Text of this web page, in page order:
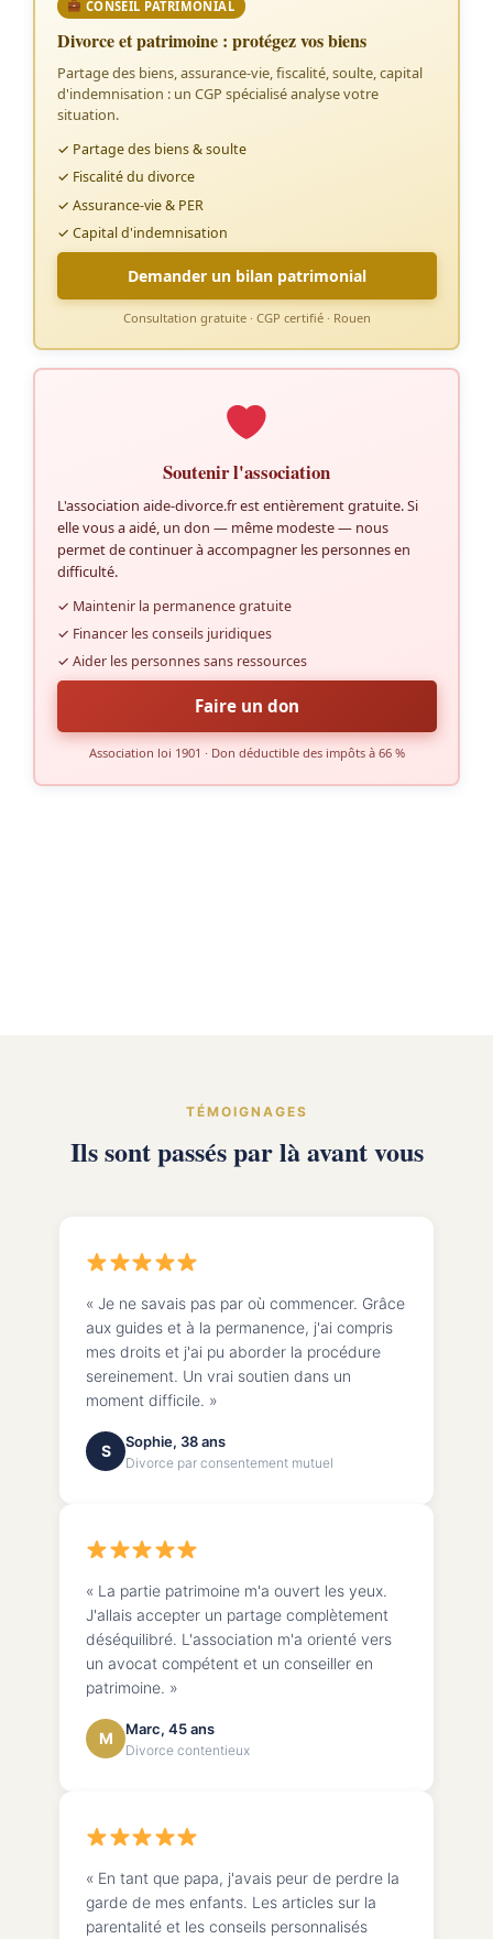
CONSEIL PATRIMONIAL
Divorce et patrimoine : protégez vos biens
Partage des biens, assurance-vie, fiscalité, soulte, capital
d'indemnisation : un CGP spécialisé analyse votre
situation.
✓ Partage des biens & soulte
✓ Fiscalité du divorce
✓ Assurance-vie & PER
✓ Capital d'indemnisation
Demander un bilan patrimonial
Consultation gratuite · CGP certifié · Rouen
Soutenir l'association
L'association aide-divorce.fr est entièrement gratuite. Si
elle vous a aidé, un don — même modeste — nous
permet de continuer à accompagner les personnes en
difficulté.
✓ Maintenir la permanence gratuite
✓ Financer les conseils juridiques
✓ Aider les personnes sans ressources
Faire un don
Association loi 1901 · Don déductible des impôts à 66 %
TÉMOIGNAGES
Ils sont passés par là avant vous
« Je ne savais pas par où commencer. Grâce
aux guides et à la permanence, j'ai compris
mes droits et j'ai pu aborder la procédure
sereinement. Un vrai soutien dans un
moment difficile. »
S
Sophie, 38 ans
Divorce par consentement mutuel
« La partie patrimoine m'a ouvert les yeux.
J'allais accepter un partage complètement
déséquilibré. L'association m'a orienté vers
un avocat compétent et un conseiller en
patrimoine. »
M
Marc, 45 ans
Divorce contentieux
« En tant que papa, j'avais peur de perdre la
garde de mes enfants. Les articles sur la
parentalité et les conseils personnalisés